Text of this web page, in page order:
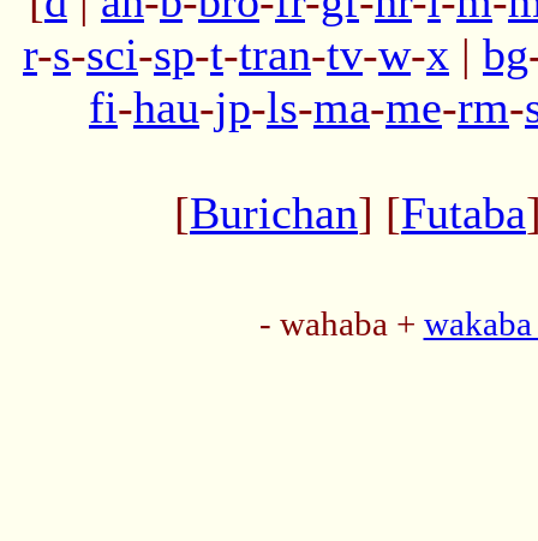
r-s-sci-sp-t-tran-tv-w-x | bg
fi-hau-jp-ls-ma-me-rm-
[Burichan] [Futaba
- wahaba +